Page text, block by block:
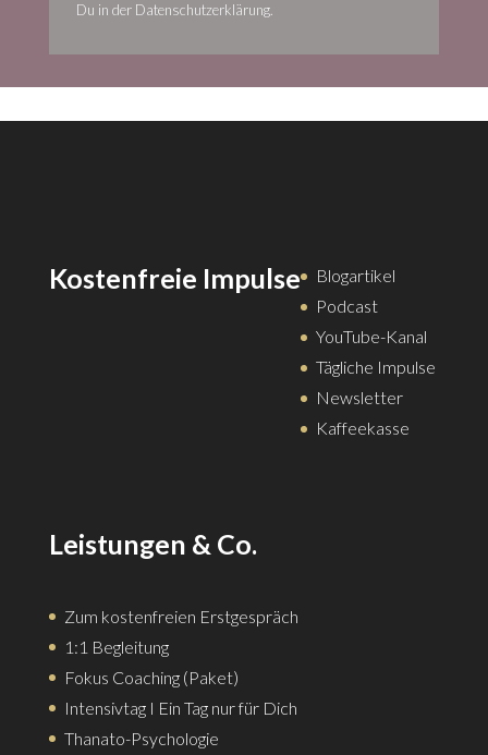
Du in der Datenschutzerklärung.
Kostenfreie Impulse
Blogartikel
Podcast
YouTube-Kanal
Tägliche Impulse
Newsletter
Kaffeekasse
Leistungen & Co.
Zum kostenfreien Erstgespräch
1:1 Begleitung
Fokus Coaching (Paket)
Intensivtag I Ein Tag nur für Dich
Thanato-Psychologie